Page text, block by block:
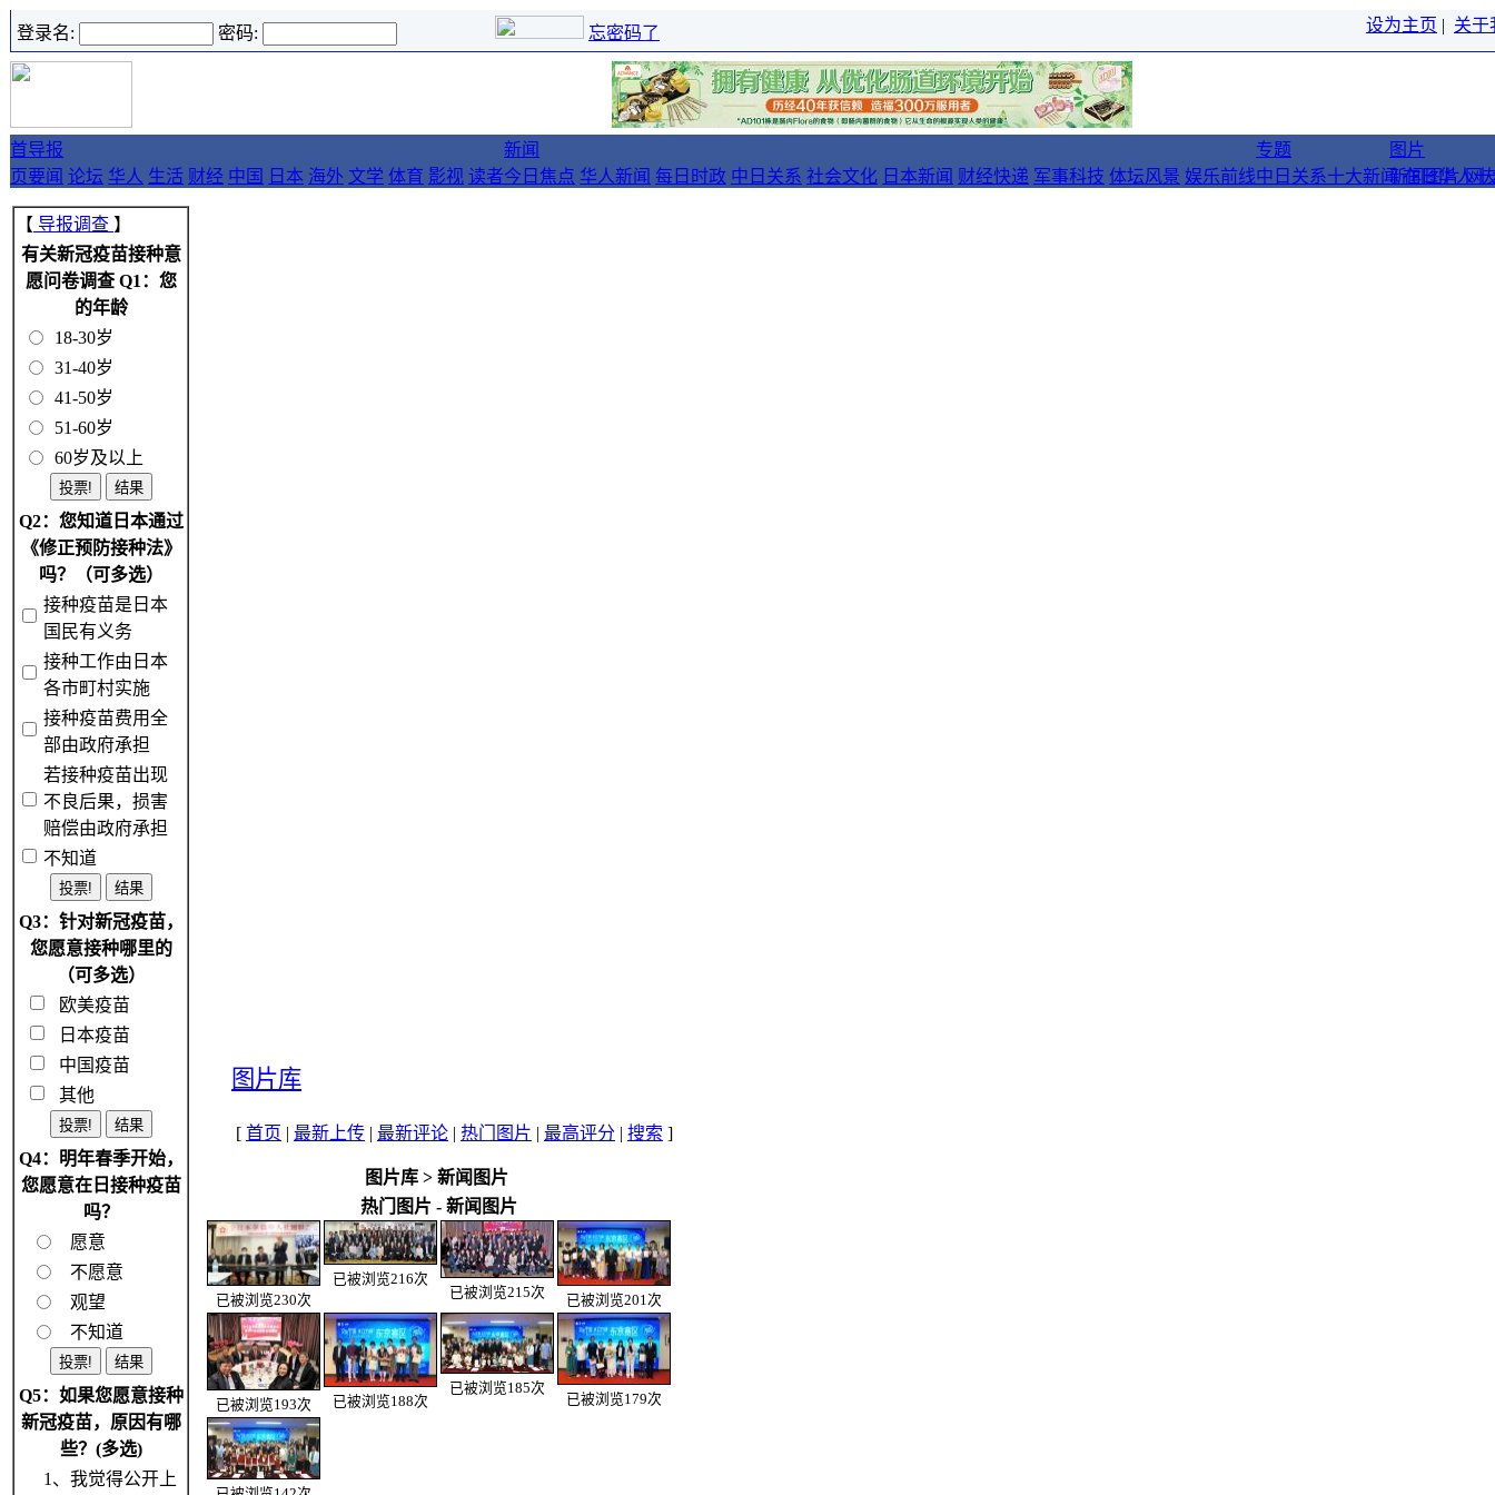
登录名: 密码: 忘密码了 设为主页 | 关于
首
页
导报
要闻 论坛 华人 生活 财经 中国 日本 海外 文学 体育 影视 读者
新闻
今日焦点 华人新闻 每日时政 中日关系 社会文化 日本新闻 财经快递 军事科技 体坛风景 娱乐前线
专题
中日关系十大新闻 在日华人
图片
新闻图片 网
【 导报调查 】
有关新冠疫苗接种意
愿问卷调查 Q1：您
的年龄
18-30岁
31-40岁
41-50岁
51-60岁
60岁及以上
Q2：您知道日本通过
《修正预防接种法》
吗？（可多选）
接种疫苗是日本
国民有义务
接种工作由日本
各市町村实施
接种疫苗费用全
部由政府承担
若接种疫苗出现
不良后果，损害
赔偿由政府承担
不知道
Q3：针对新冠疫苗，
您愿意接种哪里的
（可多选）
欧美疫苗
日本疫苗
中国疫苗
其他
Q4：明年春季开始，
您愿意在日接种疫苗
吗？
愿意
不愿意
观望
不知道
Q5：如果您愿意接种
新冠疫苗，原因有哪
些？(多选)
1、我觉得公开上
图片库
[ 首页 | 最新上传 | 最新评论 | 热门图片 | 最高评分 | 搜索 ]
图片库 > 新闻图片
热门图片 - 新闻图片
已被浏览230次
已被浏览216次
已被浏览215次
已被浏览201次
已被浏览193次 已被浏览188次
已被浏览185次
已被浏览179次